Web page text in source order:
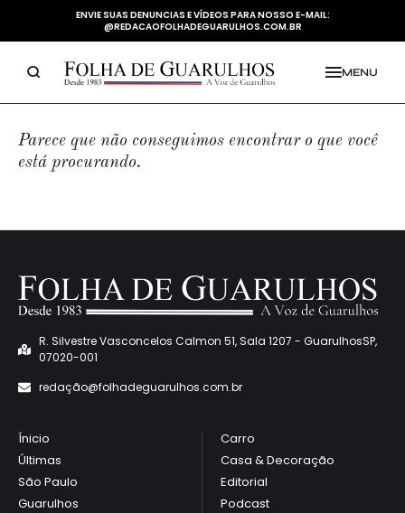
ENVIE SUAS DENUNCIAS E VÍDEOS PARA NOSSO E-MAIL:
@REDACAOFOLHADEGUARULHOS.COM.BR
MENU
Parece que não conseguimos encontrar o que você
está procurando.
R. Silvestre Vasconcelos Calmon 51, Sala 1207 - GuarulhosSP,
07020-001
redação@folhadeguarulhos.com.br
Ínicio
Últimas
São Paulo
Guarulhos
Carro
Casa & Decoração
Editorial
Podcast